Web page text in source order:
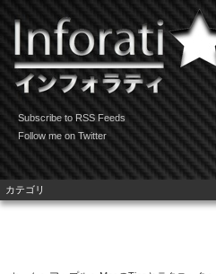
Subscribe to RSS Feeds
Follow me on Twitter
カテゴリ